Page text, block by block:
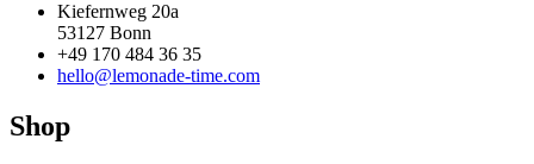
Kiefernweg 20a
53127 Bonn
+49 170 484 36 35
hello@lemonade-time.com
Shop